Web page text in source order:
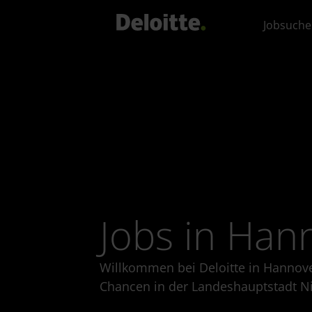
Jobsuche
Jobs in
Willkommen bei Deloitte in
Chancen in der Landeshauptstadt